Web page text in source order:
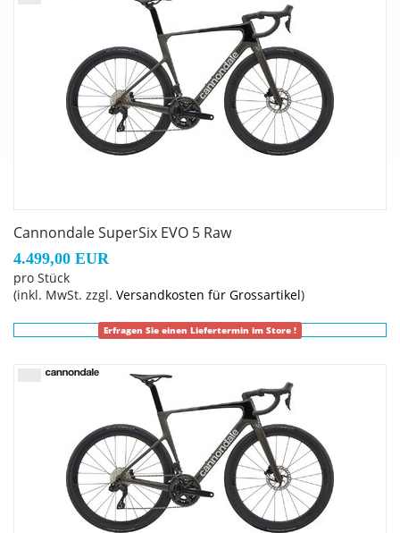
: 2:1 aero bladed direct pull
: Shimano 105 Di2 R7170, wireless, 2x12-
: Fizik Vento Antares R7, 140mm
Sattelstütze: Cannondale C1 Aero 40 Carbon V2, 0mm
offset (44-54cm), 15mm offset (56-61cm)
Cannondale SuperSix EVO 5 Raw
4.499,00 EUR
pro Stück
(inkl. MwSt. zzgl. Versandkosten für Grossartikel)
Erfragen Sie einen Liefertermin im Store !